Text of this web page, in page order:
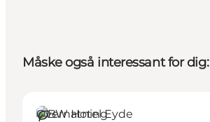
Måske også interessant for dig:
Bæredygtige oplevelser
Overnatning